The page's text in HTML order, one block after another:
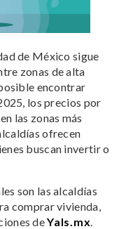
de México sigue
zonas de alta
encontrar
los precios por
las zonas más
ofrecen
buscan invertir o
son las alcaldías
comprar vivienda,
deYals.mx.